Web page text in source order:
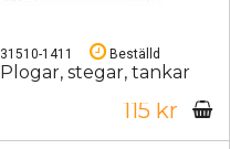
31510-1411 Beställd
Plogar, stegar, tankar
115 kr